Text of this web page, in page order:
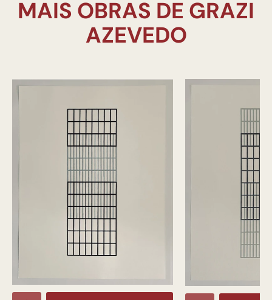
MAIS OBRAS DE GRAZI